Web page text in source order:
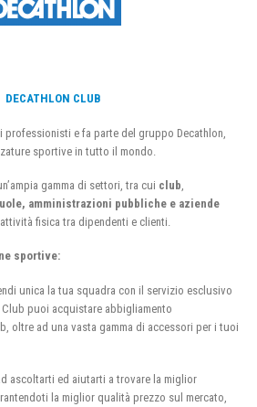
DECATHLON CLUB
professionisti e fa parte del gruppo Decathlon,
sportive in tutto il mondo.
gamma di settori, tra cui club
amministrazioni pubbliche e aziende
fisica tra dipendenti e clienti.
sportive:
unica la tua squadra con il servizio esclusivo
Club puoi acquistare abbigliamento
oltre ad una vasta gamma di accessori per i tuoi
ascoltarti ed aiutarti a trovare la miglior
la miglior qualità prezzo sul mercato,